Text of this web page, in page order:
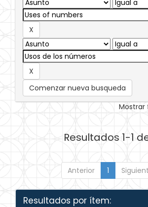
Comenzar nueva busqueda
Mostrar
Resultados 1-1
Anterior 1
Resultados por ítem: